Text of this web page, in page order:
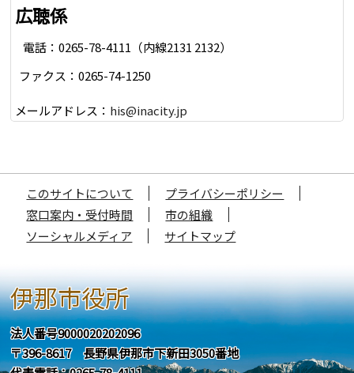
広聴係
電話：0265-78-4111（内線2131 2132）
ファクス：0265-74-1250
メールアドレス： his@inacity.jp
このサイトについて
プライバシーポリシー
窓口案内・受付時間
市の組織
ソーシャルメディア
サイトマップ
伊那市役所
法人番号9000020202096
〒396-8617 長野県伊那市下新田3050番地